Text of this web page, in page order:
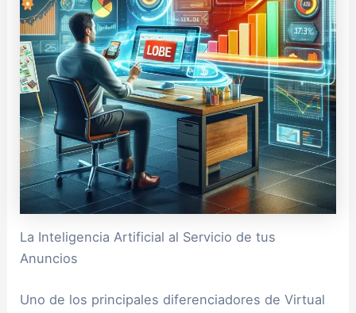
La Inteligencia Artificial al Servicio de tus
Anuncios
Uno de los principales diferenciadores de Virtual